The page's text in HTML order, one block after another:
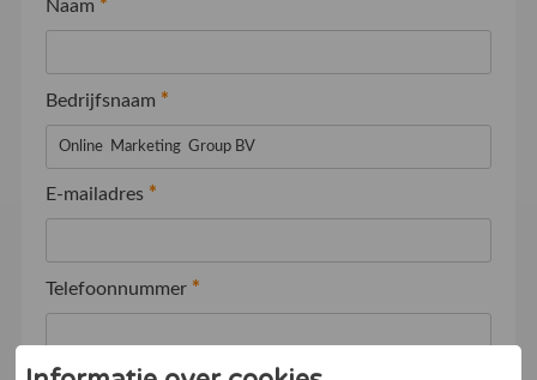
Naam *
Bedrijfsnaam *
E-mailadres *
Telefoonnummer *